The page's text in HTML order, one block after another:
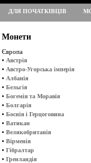
ДЛЯ ПОЧАТКІВЦІВ
Монети
Європа
• Австрія
• Австро-Угорська імперія
• Албанія
• Бельгія
• Богемія та Моравія
• Болгарія
• Боснія і Герцоговина
• Ватикан
• Великобританія
• Вірменія
• Гібралтар
• Гренландія